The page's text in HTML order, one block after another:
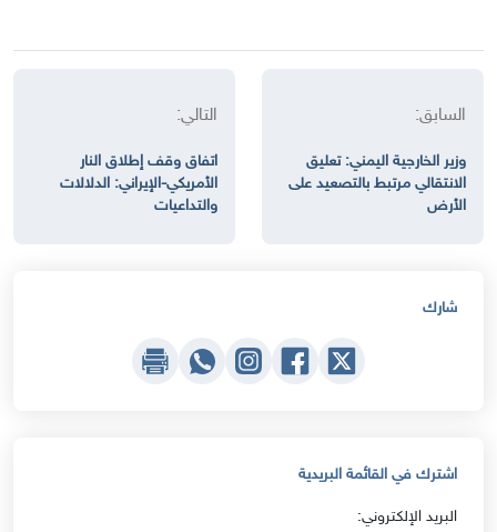
السابق:
وزير الخارجية اليمني: تعليق
الانتقالي مرتبط بالتصعيد على
الأرض
التالي:
اتفاق وقف إطلاق النار
الأمريكي-الإيراني: الدلالات
والتداعيات
شارك
اشترك في القائمة البريدية
البريد الإلكتروني: